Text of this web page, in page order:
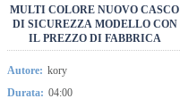
MULTI COLORE NUOVO CASCO
DI SICUREZZA MODELLO CON
IL PREZZO DI FABBRICA
Autore: kory
Durata: 04:00